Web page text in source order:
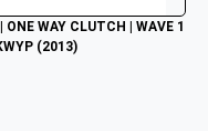
ONE WAY CLUTCH | WAVE 1
(2013)